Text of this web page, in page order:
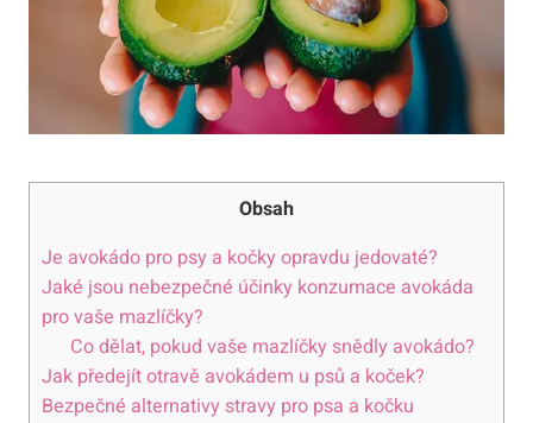
Obsah
Je avokádo pro psy a kočky opravdu jedovaté?
Jaké jsou nebezpečné účinky konzumace avokáda
pro vaše mazlíčky?
Co dělat, pokud vaše mazlíčky snědly avokádo?
Jak předejít otravě avokádem u psů a koček?
Bezpečné alternativy stravy pro psa a kočku